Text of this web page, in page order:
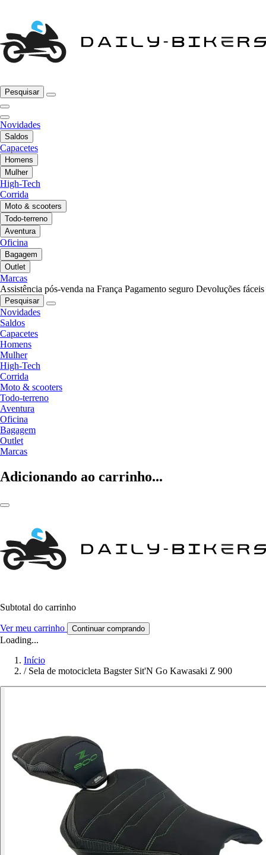
Pesquisar
Novidades
Saldos
Capacetes
Homens
Mulher
High-Tech
Corrida
Moto & scooters
Todo-terreno
Aventura
Oficina
Bagagem
Outlet
Marcas
Assistência pós-venda na França Pagamento seguro Devoluções fáceis
Pesquisar
Novidades
Saldos
Capacetes
Homens
Mulher
High-Tech
Corrida
Moto & scooters
Todo-terreno
Aventura
Oficina
Bagagem
Outlet
Marcas
Adicionando ao carrinho...
Subtotal do carrinho
Ver meu carrinho Continuar comprando
Loading...
Início
/ Sela de motocicleta Bagster Sit'N Go Kawasaki Z 900